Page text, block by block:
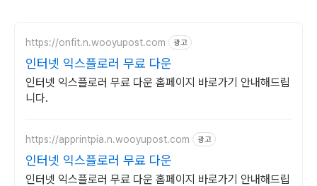
https://onfit.n.wooyupost.com 광고
인터넷 익스플로러 무료 다운
인터넷 익스플로러 무료 다운 홈페이지 바로가기 안내해드립
니다.
https://apprintpia.n.wooyupost.com 광고
인터넷 익스플로러 무료 다운
인터넷 익스플로러 무료 다운 홈페이지 바로가기 안내해드립